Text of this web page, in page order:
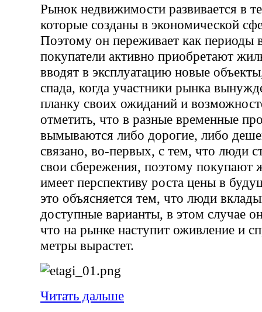
Рынок недвижимости развивается в
которые созданы в экономической
Поэтому он переживает как периоды
покупатели активно приобретают
вводят в эксплуатацию новые
спада, когда участники рынка
планку своих ожиданий и
отметить, что в разные временные
вымываются либо дорогие, либо
связано, во-первых, с тем, что люди
свои сбережения, поэтому покупают
имеет перспективу роста цены в
это объясняется тем, что люди
доступные варианты, в этом случае
что на рынке наступит оживление и
метры вырастет.
Читать дальше